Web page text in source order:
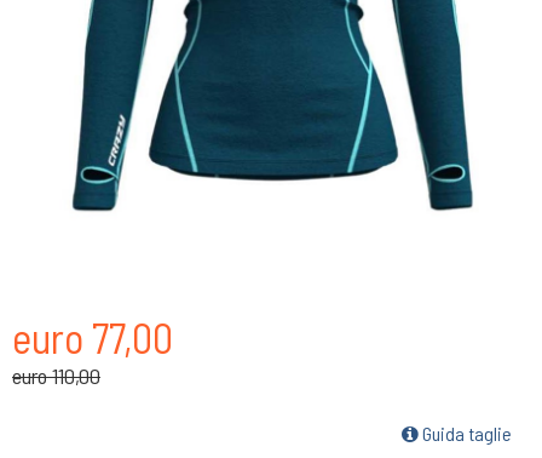
euro 77,00
euro 110,00
Guida taglie